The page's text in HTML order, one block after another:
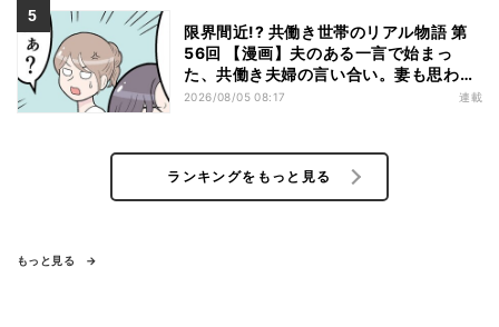
限界間近!? 共働き世帯のリアル物語 第
56回 【漫画】夫のある一言で始まっ
た、共働き夫婦の言い合い。妻も思わ
ず…
2026/08/05 08:17 連載
ランキングをもっと見る
もっと見る